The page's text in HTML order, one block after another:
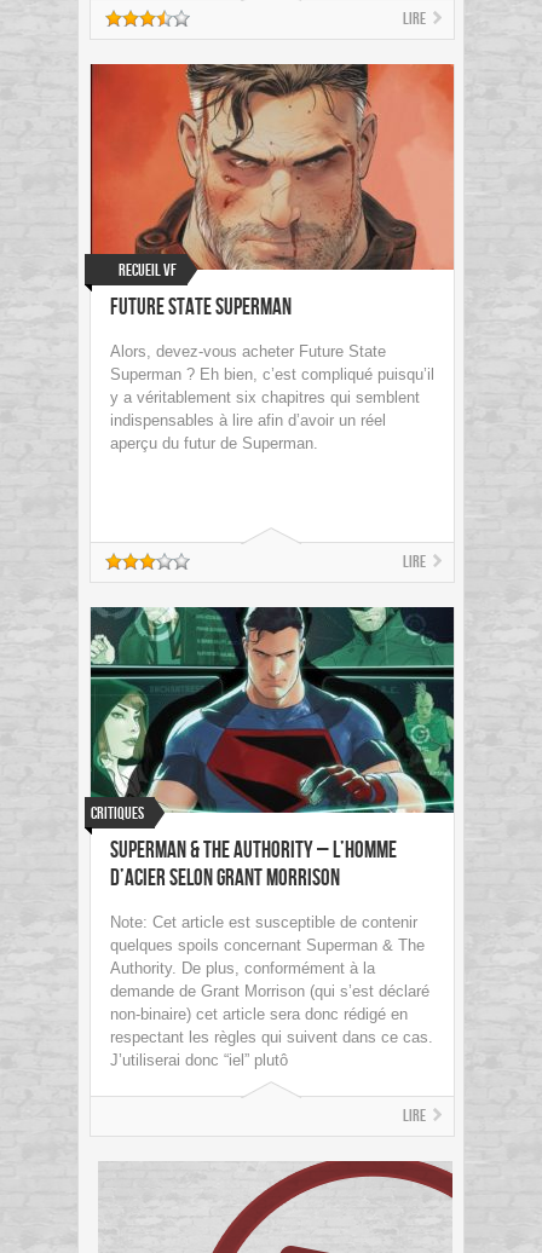
Lire
Recueil VF
Future State Superman
Alors, devez-vous acheter Future State
Superman ? Eh bien, c’est compliqué puisqu’il
y a véritablement six chapitres qui semblent
indispensables à lire afin d’avoir un réel
aperçu du futur de Superman.
Lire
Critiques
Superman & The Authority – L’Homme
d’Acier selon Grant Morrison
Note: Cet article est susceptible de contenir
quelques spoils concernant Superman & The
Authority. De plus, conformément à la
demande de Grant Morrison (qui s’est déclaré
non-binaire) cet article sera donc rédigé en
respectant les règles qui suivent dans ce cas.
J’utiliserai donc “iel” plutô
Lire